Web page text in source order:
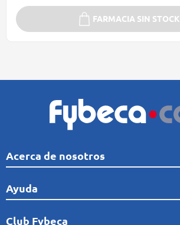
FARMACIA SIN STOCK
Acerca de nosotros
Quiénes Somos
Línea de tiempo
Comunidad
Ayuda
Preguntas frecuentes
Club Fybeca